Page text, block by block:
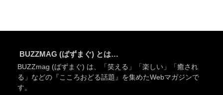
BUZZMAG (ばずまぐ) とは…
BUZZmag (ばずまぐ) は、「笑える」「楽しい」「癒され
る」などの『こころおどる話題』を集めたWebマガジンで
す。